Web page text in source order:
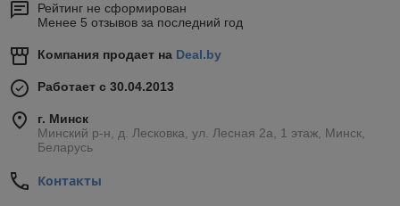
Рейтинг не сформирован
Менее 5 отзывов за последний год
Компания продает на Deal.by
Работает с 30.04.2013
г. Минск
Минский р-н, д. Лесковка, ул. Лесная 2а, 1 этаж, Минск,
Беларусь
Контакты